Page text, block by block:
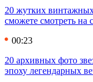
20 жутких
сможете смотреть на
00:23
20 архивных фото
эпоху легендарных